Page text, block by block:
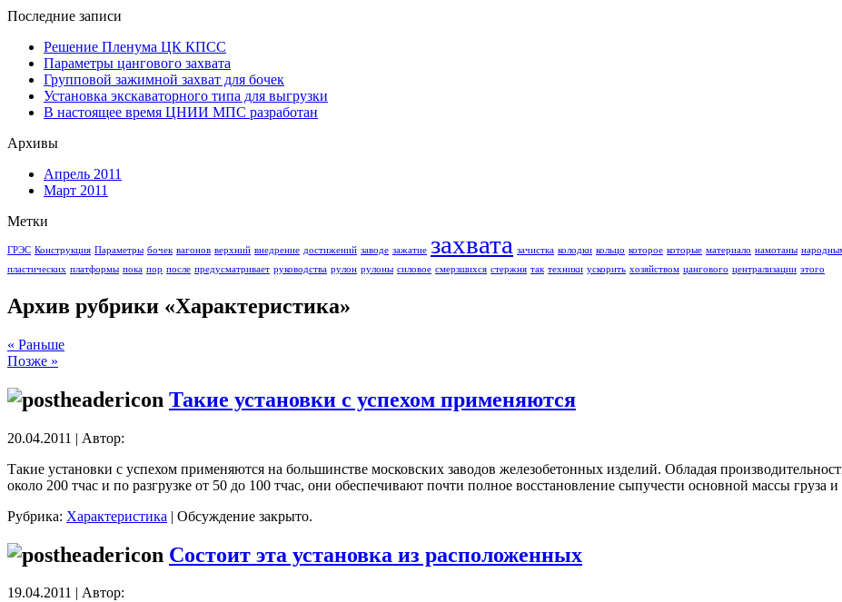
Последние записи
Решение Пленума ЦК КПСС
Параметры цангового захвата
Групповой зажимной захват для бочек
Установка экскаваторного типа для выгрузки
В настоящее время ЦНИИ МПС разработан
Архивы
Апрель 2011
Март 2011
Метки
ГРЭС Конструкция Параметры бочек вагонов верхний внедрение достижений заводе зажатие захвата зачистка колодки кольцо которое которые материало намотаны
пластических платформы пока пор после предусматривает руководства рулон рулоны силовое смерзшихся стержня так техники ускорить хозяйством цангового централизации этого
Архив рубрики «Характеристика»
« Раньше
Позже »
Такие установки с успехом применяются
20.04.2011 | Автор:
Такие установки с успехом применяются на большинстве московских заводов железобетонных изделий. Обладая
около 200 тчас и по разгрузке от 50 до 100 тчас, они обеспечивают почти полное восстановление сыпучести основной массы груза
Рубрика: Характеристика | Обсуждение закрыто.
Состоит эта установка из расположенных
19.04.2011 | Автор: